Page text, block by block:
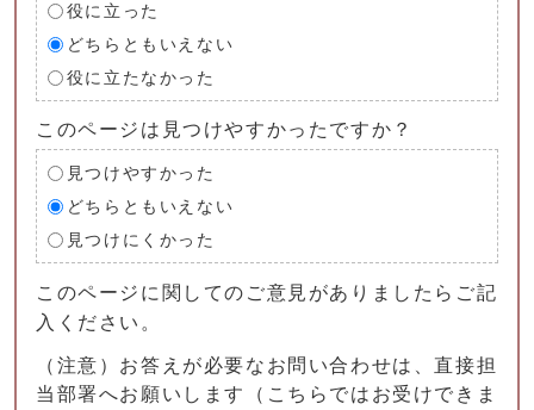
役に立った
どちらともいえない
役に立たなかった
このページは見つけやすかったですか？
見つけやすかった
どちらともいえない
見つけにくかった
このページに関してのご意見がありましたらご記
入ください。
（注意）お答えが必要なお問い合わせは、直接担
当部署へお願いします（こちらではお受けできま